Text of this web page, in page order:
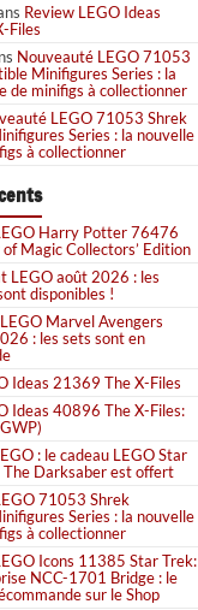
Review LEGO Ideas
Files
Nouveauté LEGO 71053
Minifigures Series : la
de minifigs à collectionner
LEGO 71053 Shrek
Series : la nouvelle
à collectionner
Harry Potter 76476
Magic Collectors’ Edition
LEGO août 2026 : les
disponibles !
Marvel Avengers
: les sets sont en
Ideas 21369 The X-Files
Ideas 40896 The X-Files:
: le cadeau LEGO Star
Darksaber est offert
71053 Shrek
Series : la nouvelle
à collectionner
Icons 11385 Star Trek:
NCC-1701 Bridge : le
sur le Shop